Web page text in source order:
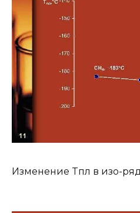
Изменение Tпл в изо-